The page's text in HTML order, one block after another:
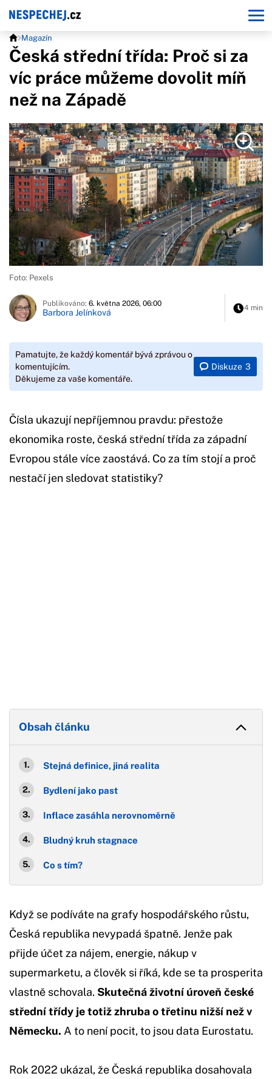
Magazín
Česká střední třída: Proč si za
víc práce můžeme dovolit míň
než na Západě
Foto: Pexels
Publikováno: 6. května 2026, 06:00
Barbora Jelínková 4 min
Pamatujte, že každý komentář bývá zprávou o
komentujícím.
Děkujeme za vaše komentáře.
Diskuze 3
Čísla ukazují nepříjemnou pravdu: přestože
ekonomika roste, česká střední třída za západní
Evropou stále více zaostává. Co za tím stojí a proč
nestačí jen sledovat statistiky?
Obsah článku
Stejná definice, jiná realita
Bydlení jako past
Inflace zasáhla nerovnoměrně
Bludný kruh stagnace
Co s tím?
Když se podíváte na grafy hospodářského růstu,
Česká republika nevypadá špatně. Jenže pak
přijde účet za nájem, energie, nákup v
supermarketu, a člověk si říká, kde se ta prosperita
vlastně schovala. Skutečná životní úroveň české
střední třídy je totiž zhruba o třetinu nižší než v
Německu. A to není pocit, to jsou data Eurostatu.
Rok 2022 ukázal, že Česká republika dosahovala